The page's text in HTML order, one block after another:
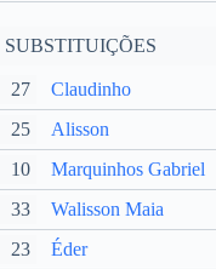
SUBSTITUIÇÕES
27 Claudinho
25 Alisson
10 Marquinhos Gabriel
33 Walisson Maia
23 Éder